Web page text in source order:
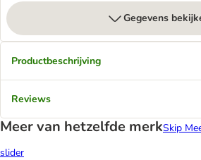
Gegevens
Productbeschrijving
Reviews
Meer van hetzelfde merkSkip
slider